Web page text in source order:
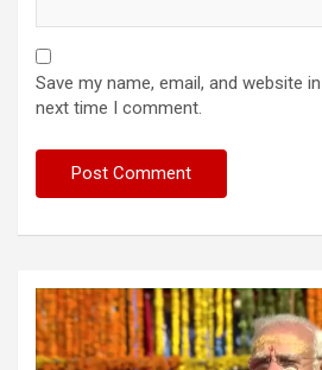
Save my name, email, and website
next time I comment.